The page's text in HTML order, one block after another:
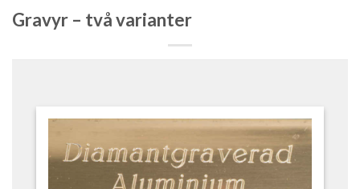
Gravyr – två varianter